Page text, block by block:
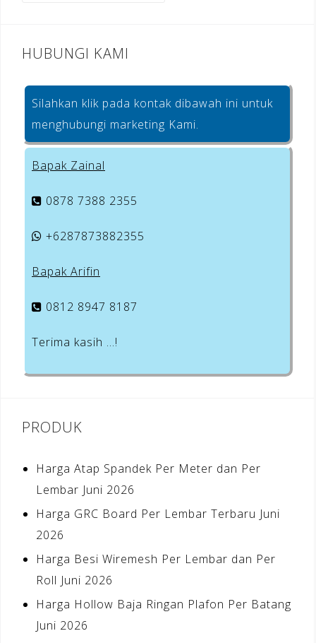
HUBUNGI KAMI
Silahkan klik pada kontak dibawah ini untuk
menghubungi marketing Kami.
Bapak Zainal
0878 7388 2355
+6287873882355
Bapak Arifin
0812 8947 8187
Terima kasih …!
PRODUK
Harga Atap Spandek Per Meter dan Per
Lembar Juni 2026
Harga GRC Board Per Lembar Terbaru Juni
2026
Harga Besi Wiremesh Per Lembar dan Per
Roll Juni 2026
Harga Hollow Baja Ringan Plafon Per Batang
Juni 2026